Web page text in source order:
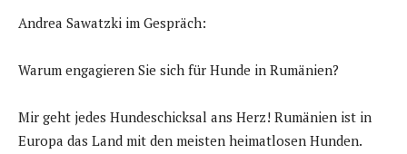
Andrea Sawatzki im Gespräch:
Warum engagieren Sie sich für Hunde in Rumänien?
Mir geht jedes Hundeschicksal ans Herz! Rumänien ist in
Europa das Land mit den meisten heimatlosen Hunden.